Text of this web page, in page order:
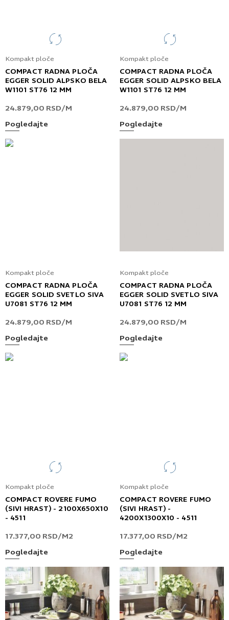
Kompakt ploče
COMPACT RADNA PLOČA
EGGER SOLID ALPSKO BELA
W1101 ST76 12 MM
24.879,00 RSD/M
Pogledajte
Kompakt ploče
COMPACT RADNA PLOČA
EGGER SOLID ALPSKO BELA
W1101 ST76 12 MM
24.879,00 RSD/M
Pogledajte
Kompakt ploče
COMPACT RADNA PLOČA
EGGER SOLID SVETLO SIVA
U7081 ST76 12 MM
24.879,00 RSD/M
Pogledajte
Kompakt ploče
COMPACT RADNA PLOČA
EGGER SOLID SVETLO SIVA
U7081 ST76 12 MM
24.879,00 RSD/M
Pogledajte
Kompakt ploče
COMPACT ROVERE FUMO
(SIVI HRAST) - 2100X650X10
- 4511
17.377,00 RSD/M2
Pogledajte
Kompakt ploče
COMPACT ROVERE FUMO
(SIVI HRAST) -
4200X1300X10 - 4511
17.377,00 RSD/M2
Pogledajte